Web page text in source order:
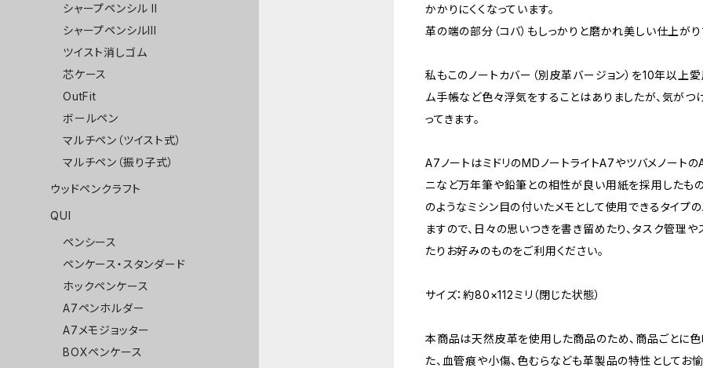
かかりにくくなっています。
革の端の部分（コバ）もしっかりと磨かれ美しい仕上がり
私もこのノートカバー（別皮革バージョン）を10年以上
ム手帳など色々浮気をすることはありましたが、気がつ
ってきます。
A7ノートはミドリのMDノートライトA7やツバメノートの
ニなど万年筆や鉛筆との相性が良い用紙を採用したも
のようなミシン目の付いたメモとして使用できるタイプ
ますので、日々の思いつきを書き留めたり、タスク管理
たりお好みのものをご利用ください。
サイズ：約80×112ミリ（閉じた状態）
本商品は天然皮革を使用した商品のため、商品ごとに
た、血管痕や小傷、色むらなども革製品の特性としてお愉
シャープペンシル II
シャープペンシルIII
ツイスト消しゴム
芯ケース
OutFit
ボールペン
マルチペン（ツイスト式）
マルチペン（振り子式）
ウッドペンクラフト
QUI
ペンシース
ペンケース・スタンダード
ホックペンケース
A7ペンホルダー
A7メモジョッター
BOXペンケース